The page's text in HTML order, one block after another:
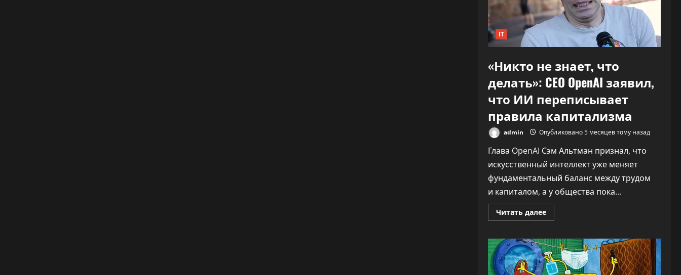
30%»
IT
«Никто не знает, что
делать»: CEO OpenAI заявил,
что ИИ переписывает
правила капитализма
admin Опубликовано 5 месяцев тому назад
Глава OpenAI Сэм Альтман признал, что
искусственный интеллект уже меняет
фундаментальный баланс между трудом
и капиталом, а у общества пока...
Читать далееПрочитать
больше
не
знает,
что
делать»:
CEO